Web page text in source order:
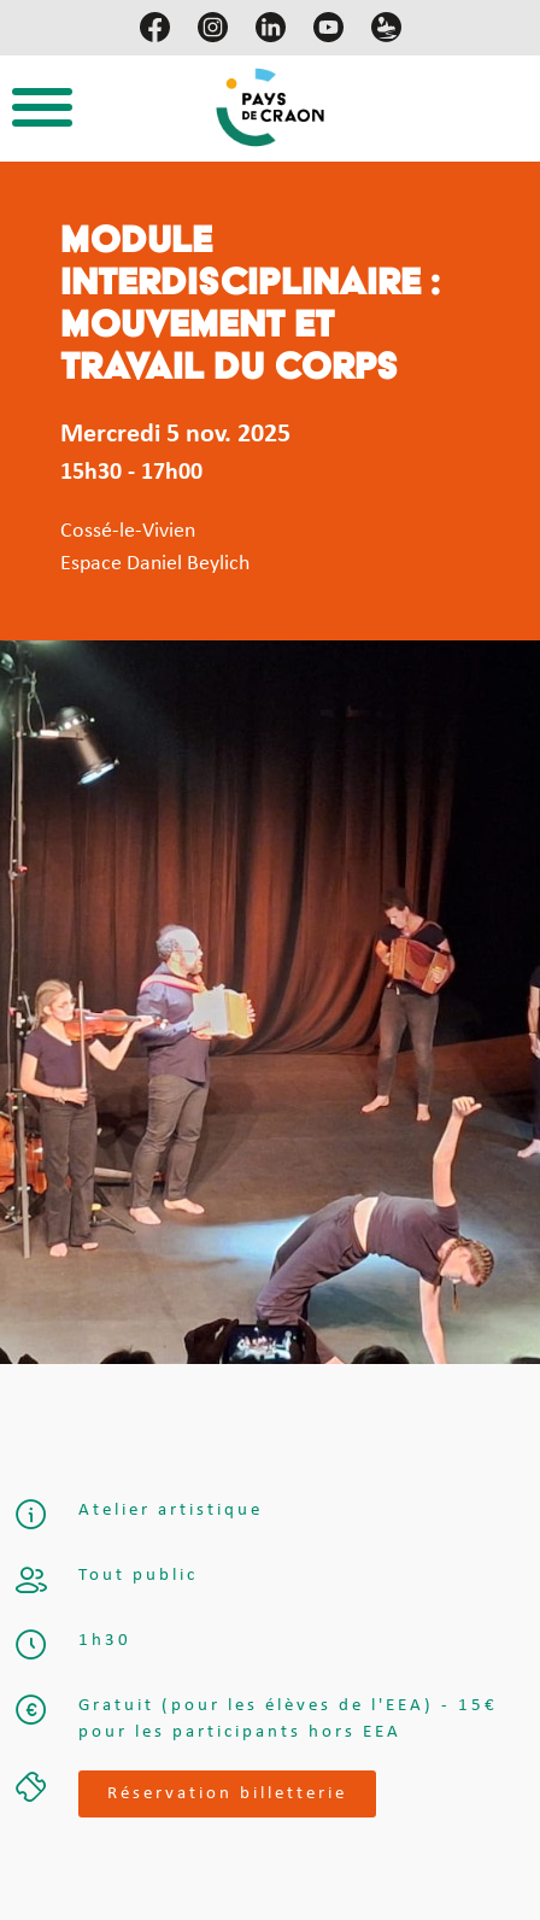
Module
interdisciplinaire :
Mouvement et
travail du corps
Mercredi 5 nov. 2025
15h30 - 17h00
Cossé-le-Vivien
Espace Daniel Beylich
Atelier artistique
Tout public
1h30
Gratuit (pour les élèves de l'EEA) - 15€
pour les participants hors EEA
Réservation billetterie